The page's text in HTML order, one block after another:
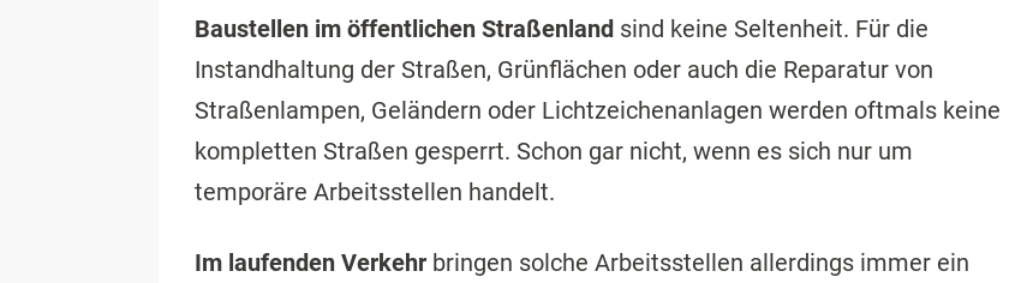
Baustellen im öffentlichen Straßenland sind keine Seltenheit. Für die
Instandhaltung der Straßen, Grünflächen oder auch die Reparatur von
Straßenlampen, Geländern oder Lichtzeichenanlagen werden oftmals keine
kompletten Straßen gesperrt. Schon gar nicht, wenn es sich nur um
temporäre Arbeitsstellen handelt.
Im laufenden Verkehr bringen solche Arbeitsstellen allerdings immer ein